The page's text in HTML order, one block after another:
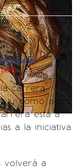
Sánchez
perfil
carrera
y como actriz
está a
a la iniciativa
volverá a